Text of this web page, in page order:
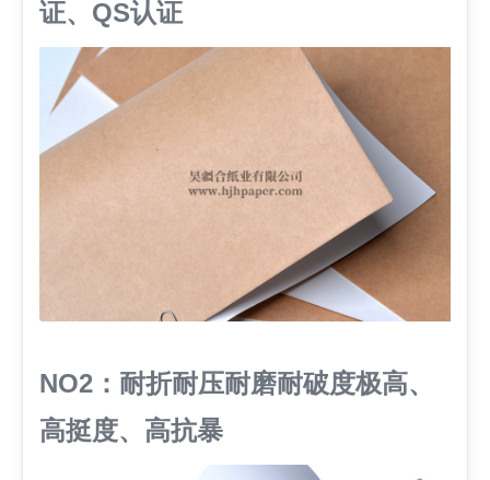
证、QS认证
NO2：耐折耐压耐磨耐破度极高、
高挺度、高抗暴